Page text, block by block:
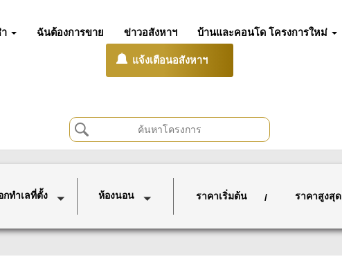
า ฉันต้องการขาย ข่าวอสังหาฯ บ้านและคอนโด โครงการใหม่
แจ้งเตือนอสังหาฯ
กทำเลที่ตั้ง ห้องนอน ราคาเริ่มต้น / ราคาสูงสุด